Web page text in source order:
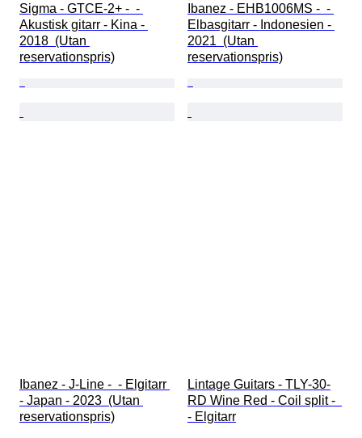
Sigma - GTCE-2+ -  -
Akustisk gitarr - Kina -
2018  (Utan
reservationspris)
Ibanez - EHB1006MS -  -
Elbasgitarr - Indonesien -
2021  (Utan
reservationspris)
Ibanez - J-Line -  - Elgitarr
- Japan - 2023  (Utan
reservationspris)
Lintage Guitars - TLY-30-
RD Wine Red - Coil split -
- Elgitarr